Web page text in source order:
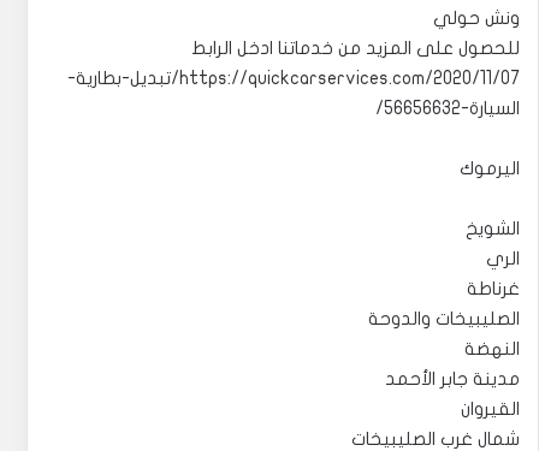
ونش حولي
للحصول على المزيد من خدماتنا ادخل الرابط
https://quickcarservices.com/2020/11/07/تبديل-بطارية-
السيارة-56656632/
اليرموك
الشويخ
الري
غرناطة
الصليبيخات والدوحة
النهضة
مدينة جابر الأحمد
القيروان
شمال غرب الصليبيخات